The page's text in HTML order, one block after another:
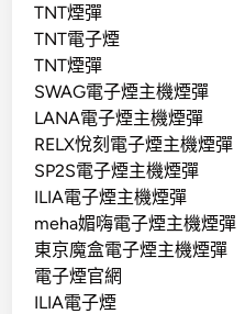
TNT煙彈
TNT電子煙
TNT煙彈
SWAG電子煙主機煙彈
LANA電子煙主機煙彈
RELX悅刻電子煙主機煙彈
SP2S電子煙主機煙彈
ILIA電子煙主機煙彈
meha媚嗨電子煙主機煙彈
東京魔盒電子煙主機煙彈
電子煙官網
ILIA電子煙